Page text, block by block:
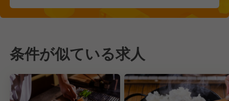
条件が似ている求人